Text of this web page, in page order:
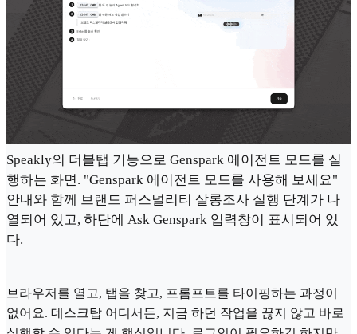
Speakly의 더블탭 기능으로 Genspark 에이전트 모드를 실
행하는 화면. "Genspark 에이전트 모드를 사용해 보세요"
안내와 함께 브랜드 퍼스널리티 살롱조사 실행 단계가 나
열되어 있고, 하단에 Ask Genspark 입력창이 표시되어 있
다.
브라우저를 열고, 탭을 찾고, 프롬프트를 타이핑하는 과정이
없어요. 데스크탑 어디서든, 지금 하던 작업을 끊지 않고 바로